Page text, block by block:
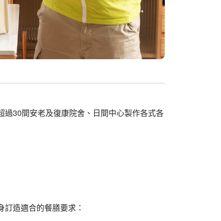
過30間安老及復康院舍、日間中心製作各式各
造適合的餐膳要求：